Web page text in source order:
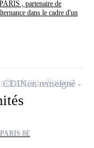
, partenaire de
dans le cadre d'un
8E
CDINon renseigné
à ma sélection